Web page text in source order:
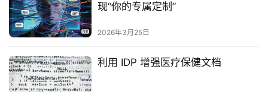
现“你的专属定制”
2026年3月25日
利用 IDP 增强医疗保健文档